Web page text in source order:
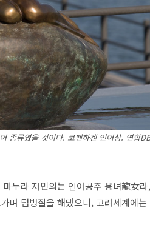
종류였을 것이다. 코펜하겐 인어상. 연합
누라 저민의는 인어공주 용녀龍女
며 덤벙질을 해댔으니, 고려세계에